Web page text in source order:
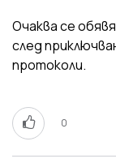
Очаква се
след
протоколи.
0